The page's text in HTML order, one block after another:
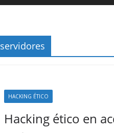
servidores
HACKING ÉTICO
Hacking ético en